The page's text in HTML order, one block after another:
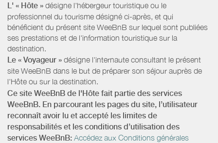
L' « Hôte » désigne l'hébergeur touristique ou le
professionnel du tourisme désigné ci-après, et qui
bénéficient du présent site WeeBnB sur lequel sont publiées
ses prestations et de l'information touristique sur la
destination.
Le « Voyageur » désigne l'internaute consultant le présent
site WeeBnB dans le but de préparer son séjour auprès de
l'Hôte ou sur la destination.
Ce site WeeBnB de l'Hôte fait partie des services
WeeBnB. En parcourant les pages du site, l’utilisateur
reconnaît avoir lu et accepté les limites de
responsabilités et les conditions d’utilisation des
services WeeBnB: Accédez aux Conditions générales